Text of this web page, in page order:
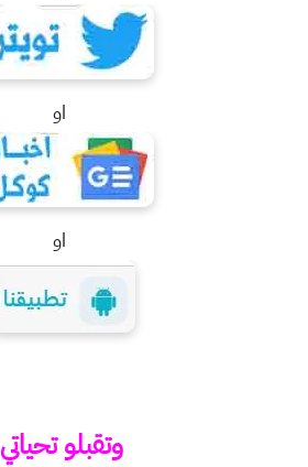
او
او
وتقبلو تحياتي